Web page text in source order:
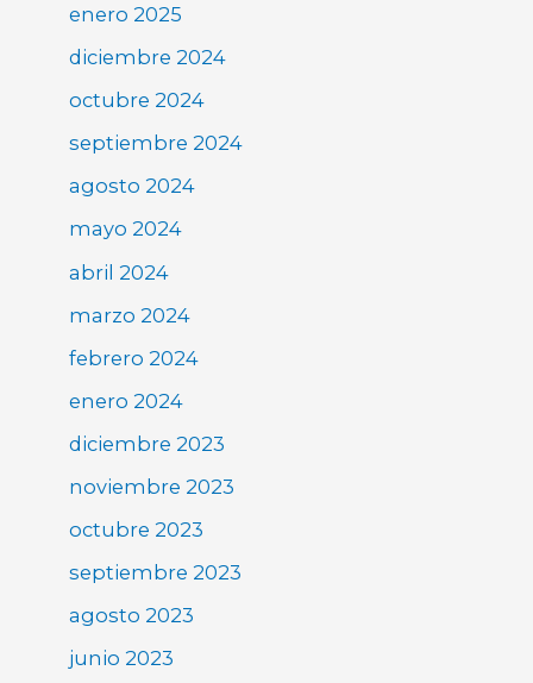
enero 2025
diciembre 2024
octubre 2024
septiembre 2024
agosto 2024
mayo 2024
abril 2024
marzo 2024
febrero 2024
enero 2024
diciembre 2023
noviembre 2023
octubre 2023
septiembre 2023
agosto 2023
junio 2023